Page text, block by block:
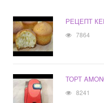
РЕЦЕПТ
7864
ТОРТ
8241